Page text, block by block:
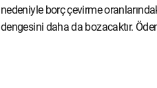
nedeniyle borç çevirme
dengesini daha da bozacaktır.